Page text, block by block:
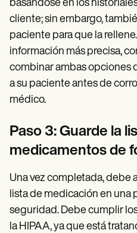
basándose en los
cliente; sin embargo,
paciente para que la
información más precisa,
combinar ambas opciones
a su paciente antes de
médico.
Paso 3: Guarde la
medicamentos de
Una vez completada, debe
lista de medicación en una
seguridad. Debe cumplir
la HIPAA, ya que está